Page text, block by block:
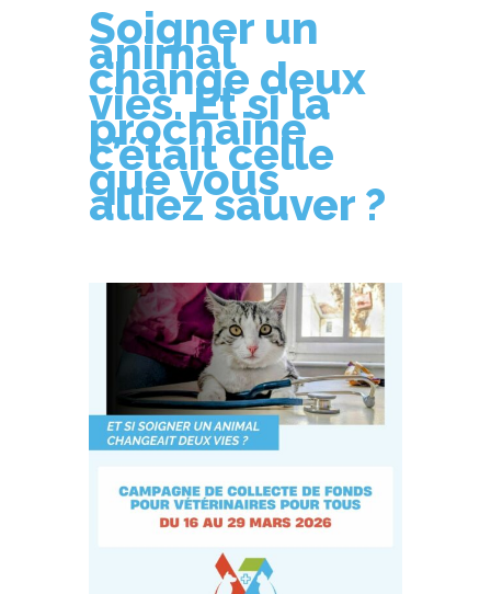
Soigner un
animal
change deux
vies. Et si la
prochaine
c’était celle
que vous
alliez sauver ?